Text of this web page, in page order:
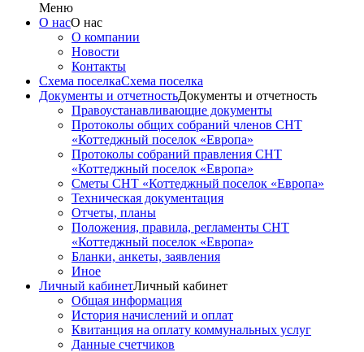
Меню
О насО нас
О компании
Новости
Контакты
Схема поселкаСхема поселка
Документы и отчетностьДокументы и отчетность
Правоустанавливающие документы
Протоколы общих собраний членов СНТ
«Коттеджный поселок «Европа»
Протоколы собраний правления СНТ
«Коттеджный поселок «Европа»
Сметы СНТ «Коттеджный поселок «Европа»
Техническая документация
Отчеты, планы
Положения, правила, регламенты СНТ
«Коттеджный поселок «Европа»
Бланки, анкеты, заявления
Иное
Личный кабинетЛичный кабинет
Общая информация
История начислений и оплат
Квитанция на оплату коммунальных услуг
Данные счетчиков